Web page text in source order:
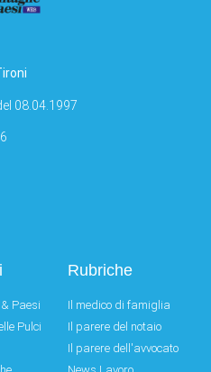
08.04.1997
Paesi
Pulci
Rubriche
Il medico di famiglia
Il parere del notaio
Il parere dell'avvocato